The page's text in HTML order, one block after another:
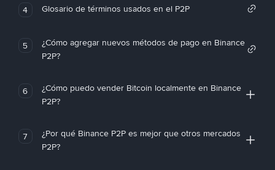
4 Glosario de términos usados en el P2P
5
¿Cómo agregar nuevos métodos de pago en Binance
P2P?
6
¿Cómo puedo vender Bitcoin localmente en Binance
P2P?
7
¿Por qué Binance P2P es mejor que otros mercados
P2P?